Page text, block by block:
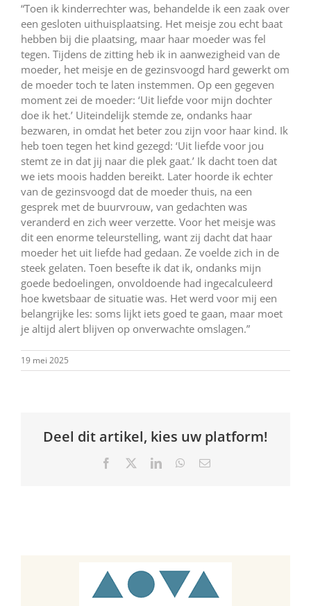
“Toen ik kinderrechter was, behandelde ik een zaak over
een gesloten uithuisplaatsing. Het meisje zou echt baat
hebben bij die plaatsing, maar haar moeder was fel
tegen. Tijdens de zitting heb ik in aanwezigheid van de
moeder, het meisje en de gezinsvoogd hard gewerkt om
de moeder toch te laten instemmen. Op een gegeven
moment zei de moeder: ‘Uit liefde voor mijn dochter
doe ik het.’ Uiteindelijk stemde ze, ondanks haar
bezwaren, in omdat het beter zou zijn voor haar kind. Ik
heb toen tegen het kind gezegd: ‘Uit liefde voor jou
stemt ze in dat jij naar die plek gaat.’ Ik dacht toen dat
we iets moois hadden bereikt. Later hoorde ik echter
van de gezinsvoogd dat de moeder thuis, na een
gesprek met de buurvrouw, van gedachten was
veranderd en zich weer verzette. Voor het meisje was
dit een enorme teleurstelling, want zij dacht dat haar
moeder het uit liefde had gedaan. Ze voelde zich in de
steek gelaten. Toen besefte ik dat ik, ondanks mijn
goede bedoelingen, onvoldoende had ingecalculeerd
hoe kwetsbaar de situatie was. Het werd voor mij een
belangrijke les: soms lijkt iets goed te gaan, maar moet
je altijd alert blijven op onverwachte omslagen.”
19 mei 2025
Deel dit artikel, kies uw platform!
Facebook LinkedInWhatsApp
E-